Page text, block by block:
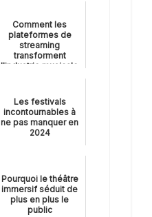
Comment les
plateformes de
streaming
transforment
l'industrie musicale
Les festivals
incontournables à
ne pas manquer en
2024
Pourquoi le théâtre
immersif séduit de
plus en plus le
public